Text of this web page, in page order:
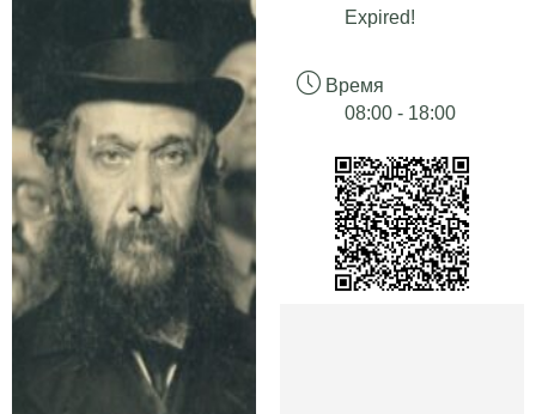
Expired!
Время
08:00 - 18:00